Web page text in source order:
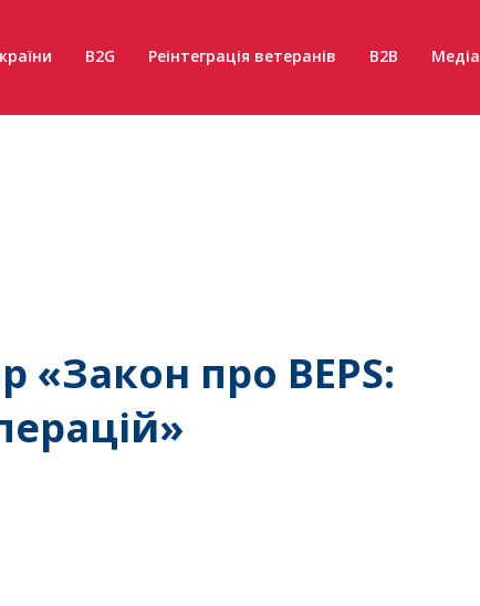
B2G Реінтеграція ветеранів B2B Медіа
«Закон про BEPS: